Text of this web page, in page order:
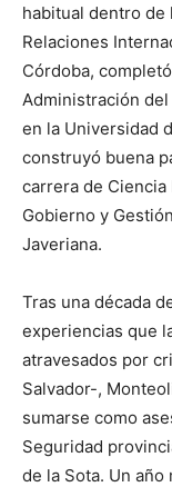
habitual dentro de
Relaciones
Córdoba,
Administración
en la Universidad
construyó buena
carrera de Ciencia
Gobierno y
Javeriana.
Tras una década
experiencias que
atravesados por
Salvador-,
sumarse como
Seguridad
de la Sota. Un año